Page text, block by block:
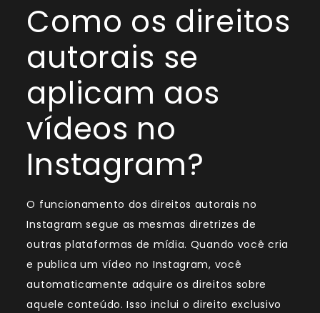
Como os direitos
autorais se
aplicam aos
vídeos no
Instagram?
O funcionamento dos direitos autorais no
Instagram segue as mesmas diretrizes de
outras plataformas de mídia. Quando você cria
e publica um vídeo no Instagram, você
automaticamente adquire os direitos sobre
aquele conteúdo. Isso inclui o direito exclusivo